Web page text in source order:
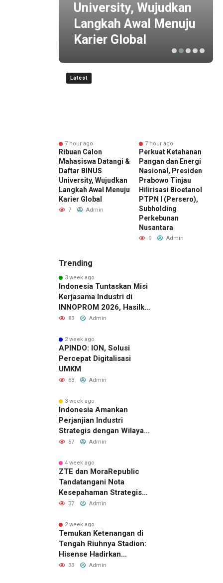
University, Wujudkan
Langkah Awal Menuju
Karier Global
Latest
7 hour ago
Ribuan Calon
Mahasiswa Datangi &
Daftar BINUS
University, Wujudkan
Langkah Awal Menuju
Karier Global
7 Admin
7 hour ago
Perkuat Ketahanan
Pangan dan Energi
Nasional, Presiden
Prabowo Tinjau
Hilirisasi Bioetanol
PTPN I (Persero),
Subholding
Perkebunan
Nusantara
9 Admin
Trending
3 week ago
Indonesia Tuntaskan Misi
Kerjasama Industri di
INNOPROM 2026, Hasilkan
Belasan Kerja Sama
83 Admin
2 week ago
APINDO: ION, Solusi
Percepat Digitalisasi
UMKM
63 Admin
3 week ago
Indonesia Amankan
Perjanjian Industri
Strategis dengan Wilayah
Sverdlovsk, Rusia untuk
57 Admin
4 week ago
ZTE dan MoraRepublic
Tandatangani Nota
Kesepahaman Strategis
untuk Memperluas
Indonesia
37 Admin
2 week ago
Temukan Ketenangan di
Tengah Riuhnya Stadion:
Hisense Hadirkan
Pengalaman FIFA World
33 Admin